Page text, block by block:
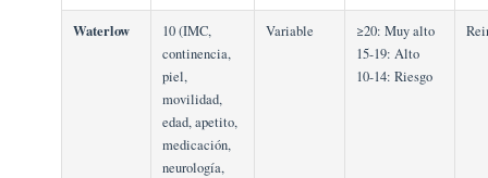
Waterlow
10 (IMC,
continencia,
piel,
movilidad,
edad, apetito,
medicación,
neurología,
Variable
≥20: Muy alto
15-19: Alto
10-14: Riesgo